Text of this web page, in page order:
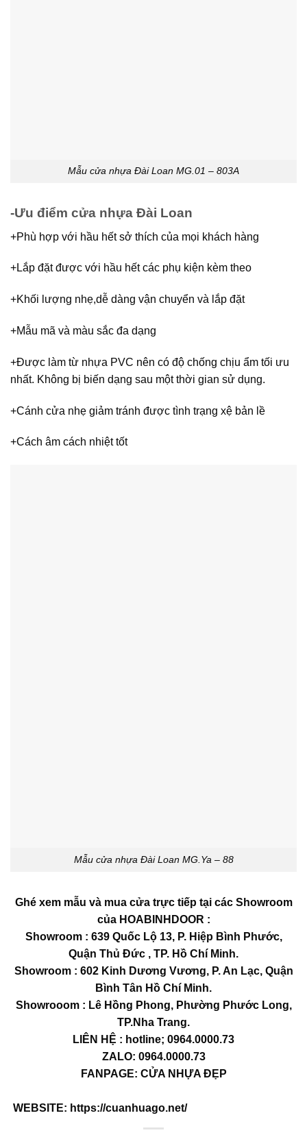
Mẫu cửa nhựa Đài Loan MG.01 – 803A
-Ưu điểm cửa nhựa Đài Loan
+Phù hợp với hầu hết sở thích của mọi khách hàng
+Lắp đặt được với hầu hết các phụ kiện kèm theo
+Khối lượng nhẹ,dễ dàng vận chuyển và lắp đặt
+Mẫu mã và màu sắc đa dạng
+Được làm từ nhựa PVC nên có độ chống chịu ẩm tối ưu
nhất. Không bị biến dạng sau một thời gian sử dụng.
+Cánh cửa nhẹ giảm tránh được tình trạng xệ bản lề
+Cách âm cách nhiệt tốt
Mẫu cửa nhựa Đài Loan MG.Ya – 88
Ghé xem mẫu và mua cửa trực tiếp tại các Showroom
của HOABINHDOOR :
Showroom : 639 Quốc Lộ 13, P. Hiệp Bình Phước,
Quận Thủ Đức , TP. Hồ Chí Minh.
Showroom : 602 Kinh Dương Vương, P. An Lạc, Quận
Bình Tân Hồ Chí Minh.
Showrooom : Lê Hồng Phong, Phường Phước Long,
TP.Nha Trang.
LIÊN HỆ : hotline; 0964.0000.73
ZALO: 0964.0000.73
FANPAGE: CỬA NHỰA ĐẸP
WEBSITE: https://cuanhuago.net/